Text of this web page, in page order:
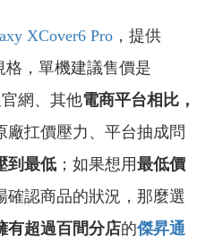
XCover6 Pro ，提供
格，單機建議售價是
網、其他電商平台相比，
廠扛價壓力、平台抽成問
到最低 ；如果想用最低價
確認商品的狀況，那麼選
有超過百間分店的傑昇通